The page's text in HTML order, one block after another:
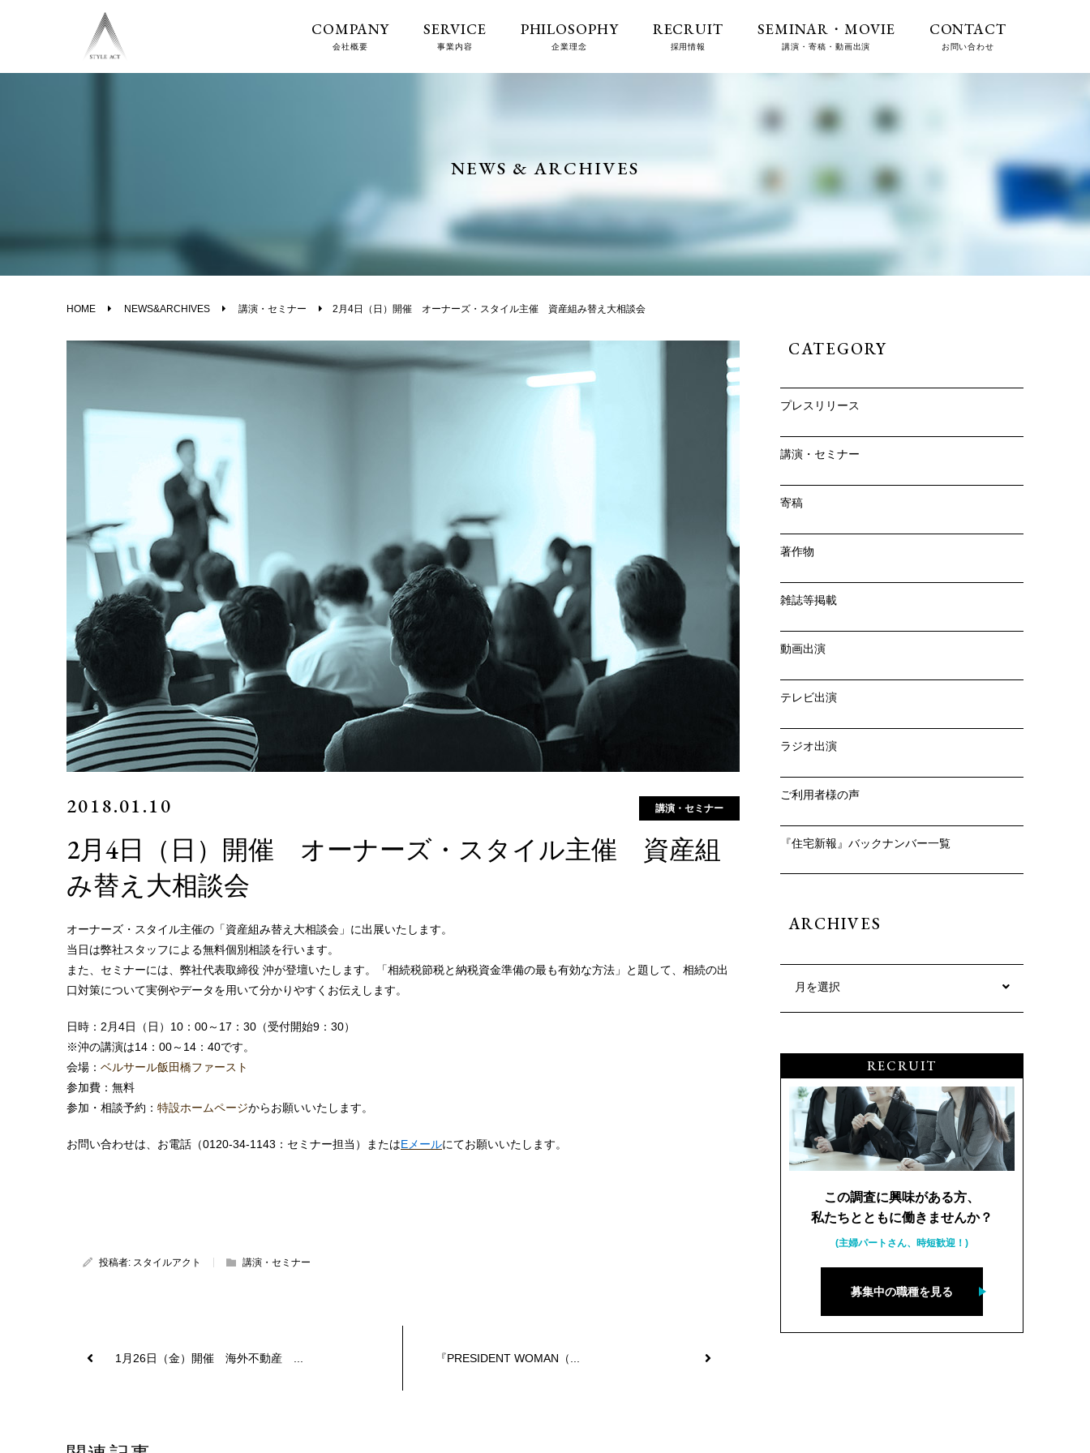
COMPANY
会社概要
SERVICE
事業内容
PHILOSOPHY
企業理念
RECRUIT
採用情報
SEMINAR・MOVIE
講演・寄稿・動画出演
CONTACT
お問い合わせ
NEWS & ARCHIVES
HOME NEWS&ARCHIVES 講演・セミナー 2月4日（日）開催 オーナーズ・スタイル主催 資産組み替え大相談会
2018.01.10 講演・セミナー
2月4日（日）開催 オーナーズ・スタイル主催 資産組
み替え大相談会
オーナーズ・スタイル主催の「資産組み替え大相談会」に出展いたします。
当日は弊社スタッフによる無料個別相談を行います。
また、セミナーには、弊社代表取締役 沖が登壇いたします。「相続税節税と納税資金準備の最も有効な方法」と題して、相続の出
口対策について実例やデータを用いて分かりやすくお伝えします。
日時：2月4日（日）10：00～17：30（受付開始9：30）
※沖の講演は14：00～14：40です。
会場： ベルサール飯田橋ファースト
参加費：無料
参加・相談予約： 特設ホームページからお願いいたします。
お問い合わせは、お電話（0120-34-1143：セミナー担当）またはEメールにてお願いいたします。
投稿者: スタイルアクト 講演・セミナー
1月26日（金）開催 海外不動産 ... 『PRESIDENT WOMAN（...
CATEGORY
プレスリリース
講演・セミナー
寄稿
著作物
雑誌等掲載
動画出演
テレビ出演
ラジオ出演
ご利用者様の声
『住宅新報』バックナンバー一覧
ARCHIVES
月を選択
RECRUIT
この調査に興味がある方、
私たちとともに働きませんか？
(主婦パートさん、時短歓迎！)
募集中の職種を見る